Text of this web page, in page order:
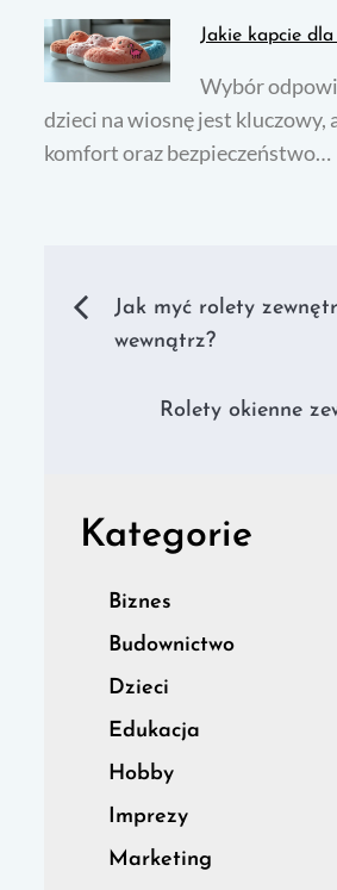
Jakie kapcie dla
Wybór
dzieci na wiosnę jest kluczowy,
komfort oraz bezpieczeństwo…
Nawigacja
Jak myć rolety
wewnątrz?
Rolety okienne
Kategorie
Biznes
Budownictwo
Dzieci
Edukacja
Hobby
Imprezy
Marketing